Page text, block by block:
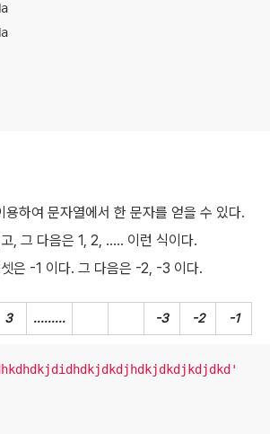
용하여 문자열에서 한 문자를 얻을 수 있다.
, 그 다음은 1, 2, ..... 이런 식이다.
은 -1 이다. 그 다음은 -2, -3 이다.
3 ......... -3 -2 -1